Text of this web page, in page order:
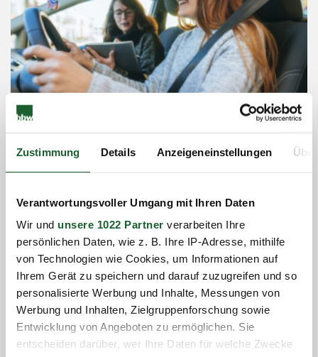
Zustimmung Details Anzeigeneinstellungen
Verantwortungsvoller Umgang mit Ihren Daten
Wir und unsere 1022 Partner verarbeiten Ihre
persönlichen Daten, wie z. B. Ihre IP-Adresse, mithilfe
von Technologien wie Cookies, um Informationen auf
Ihrem Gerät zu speichern und darauf zuzugreifen und so
personalisierte Werbung und Inhalte, Messungen von
Werbung und Inhalten, Zielgruppenforschung sowie
Entwicklung von Angeboten zu ermöglichen. Sie
entscheiden darüber, wer Ihre Daten für welche Zwecke
14.10.2022
wie geht das?"
...
Erfahren Sie mehr...